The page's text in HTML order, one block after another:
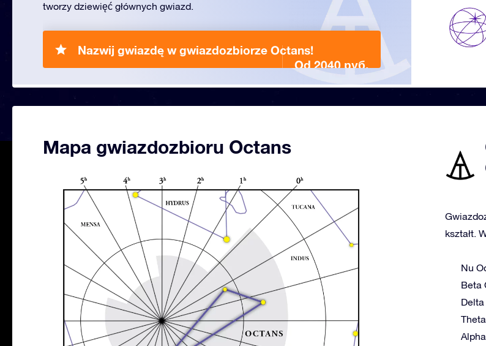
tworzy dziewięć głównych gwiazd.
Nazwij gwiazdę w gwiazdozbiorze Octans!
Od 2040 руб.
Mapa gwiazdozbioru Octans
kształt.
Nu
Beta